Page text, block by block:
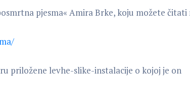
pjesma« Amira Brke, koju možete čitati
priložene levhe-slike-instalacije o kojoj je on